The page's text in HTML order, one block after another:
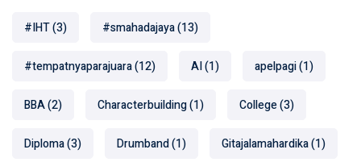
#IHT(3) #smahadajaya(13)
#tempatnyaparajuara(12) AI(1) apelpagi(1)
BBA(2) Characterbuilding(1) College(3)
Diploma(3) Drumband(1) Gitajalamahardika(1)